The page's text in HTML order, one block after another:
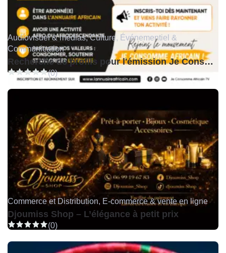
Audiovisuel & médias, Culture, Événementiel &
Communication
Recherche de profils pour l'émission Je Consomme Africain TV
(0)
Commerce et Distribution, E-commerce & vente en ligne
Djoumiss Shop – L’élégance à petit prix
(0)